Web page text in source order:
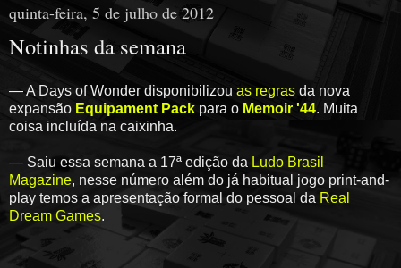
quinta-feira, 5 de julho de 2012
Notinhas da semana
— A Days of Wonder disponibilizou as regras da nova
expansão Equipament Pack para o Memoir '44. Muita
coisa incluída na caixinha.
— Saiu essa semana a 17ª edição da Ludo Brasil
Magazine, nesse número além do já habitual jogo print-and-
play temos a apresentação formal do pessoal da Real
Dream Games.